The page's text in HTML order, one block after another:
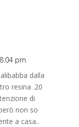
pm
dalla
resina .20
di
non so
a casa..